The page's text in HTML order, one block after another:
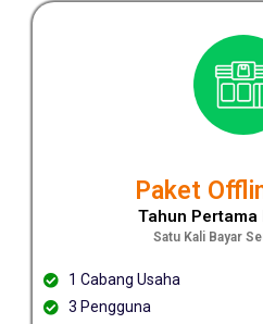
Paket
Tahun Pertama
Satu Kali Bayar
1 Cabang Usaha
3 Pengguna